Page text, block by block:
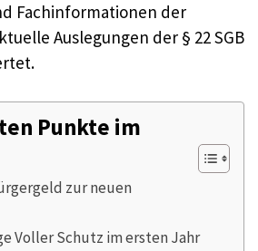
Fachinformationen der
Auslegungen der § 22 SGB
Punkte im
zur neuen
Voller Schutz im ersten Jahr